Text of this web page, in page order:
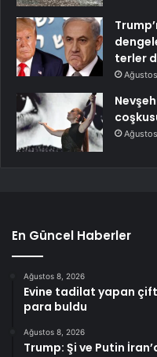
terler
En Güncel Haberler
Ağustos 8, 2026
Evine tadilat yapan
para buldu
Ağustos 8, 2026
Trump: Şi ve Putin